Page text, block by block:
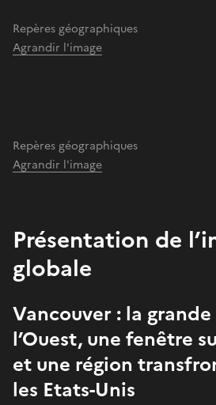
Repères géographiques
Agrandir l'image
Repères géographiques
Agrandir l'image
Présentation de
globale
Vancouver : la
l’Ouest, une fenêtre
et une région
les Etats-Unis